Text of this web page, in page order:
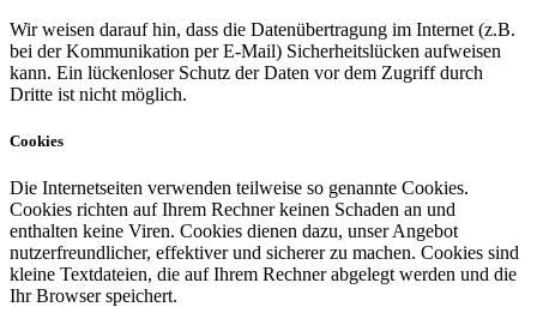
Wir weisen darauf hin, dass die Datenübertragung im Internet (z.B.
bei der Kommunikation per E-Mail) Sicherheitslücken aufweisen
kann. Ein lückenloser Schutz der Daten vor dem Zugriff durch
Dritte ist nicht möglich.
Cookies
Die Internetseiten verwenden teilweise so genannte Cookies.
Cookies richten auf Ihrem Rechner keinen Schaden an und
enthalten keine Viren. Cookies dienen dazu, unser Angebot
nutzerfreundlicher, effektiver und sicherer zu machen. Cookies sind
kleine Textdateien, die auf Ihrem Rechner abgelegt werden und die
Ihr Browser speichert.